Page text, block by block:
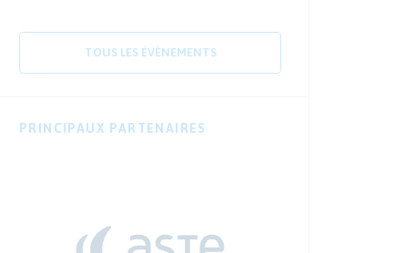
TOUS LES ÉVÈNEMENTS
PRINCIPAUX PARTENAIRES